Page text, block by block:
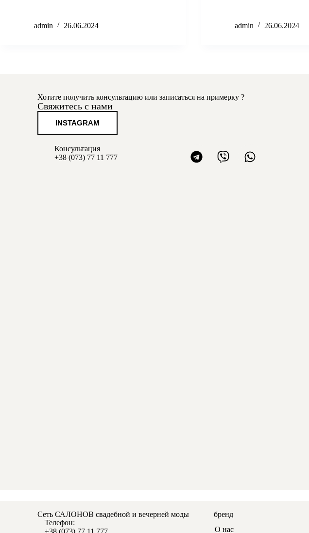
admin 26.06.2024 admin 26.06.2024
Хотите получить консультацию или записаться на примерку ?
Свяжитесь с нами
INSTAGRAM
Консультация
+38 (073) 77 11 777
Сеть САЛОНОВ свадебной и вечерней моды
Телефон:
+38 (073) 77 11 777
бренд
О нас